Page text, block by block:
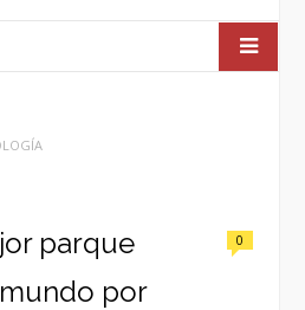
parque
por
0